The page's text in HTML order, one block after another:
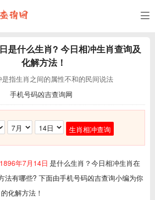
是什么生肖? 今日相冲生肖查询及
化解方法！
指生肖之间的属性不和的民间说法
手机号码凶吉查询网
生肖相冲查询
1896年7月14日 是什么生肖？今日相冲生肖在
法有哪些? 下面由手机号码凶吉查询小编为你
的化解方法！